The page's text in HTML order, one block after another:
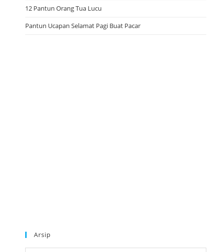
12 Pantun Orang Tua Lucu
Pantun Ucapan Selamat Pagi Buat Pacar
Arsip